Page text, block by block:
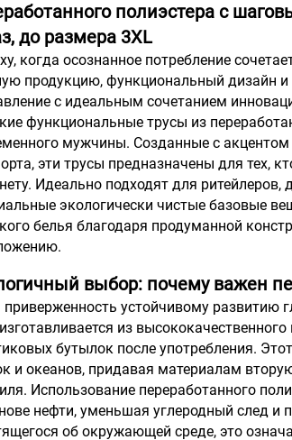
полиэстера с
до размера 3XL
когда осознанное потребление
продукцию, функциональный дизайн
с идеальным сочетанием
функциональные трусы из
мужчины. Созданные с
эти трусы предназначены для тех,
Идеально подходят для
экологически чистые базовые
белья благодаря продуманной
выбор: почему важен
устойчивому развитию
из
бутылок после употребления.
и океанов, придавая материалам
Использование переработанного
нефти, уменьшая углеродный след и
об окружающей среде, это